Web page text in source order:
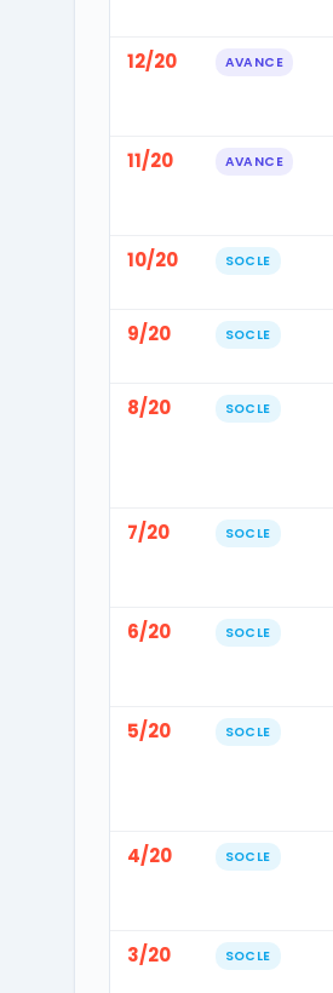
12/20 AVANCE
11/20 AVANCE
10/20 SOCLE
9/20 SOCLE
8/20 SOCLE
7/20 SOCLE
6/20 SOCLE
5/20 SOCLE
4/20 SOCLE
3/20 SOCLE